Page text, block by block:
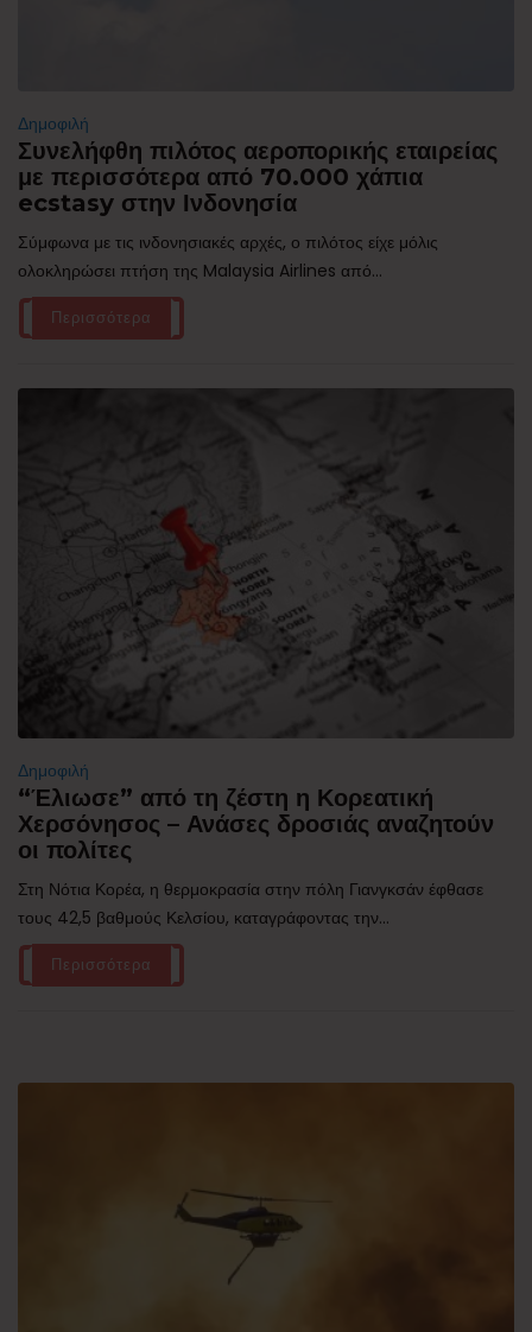
Δημοφιλή
Συνελήφθη πιλότος αεροπορικής εταιρείας
με περισσότερα από 70.000 χάπια
ecstasy στην Ινδονησία
Σύμφωνα με τις ινδονησιακές αρχές, ο πιλότος είχε μόλις
ολοκληρώσει πτήση της Malaysia Airlines από...
Περισσότερα
Δημοφιλή
“Έλιωσε” από τη ζέστη η Κορεατική
Χερσόνησος – Ανάσες δροσιάς αναζητούν
οι πολίτες
Στη Νότια Κορέα, η θερμοκρασία στην πόλη Γιανγκσάν έφθασε
τους 42,5 βαθμούς Κελσίου, καταγράφοντας την...
Περισσότερα